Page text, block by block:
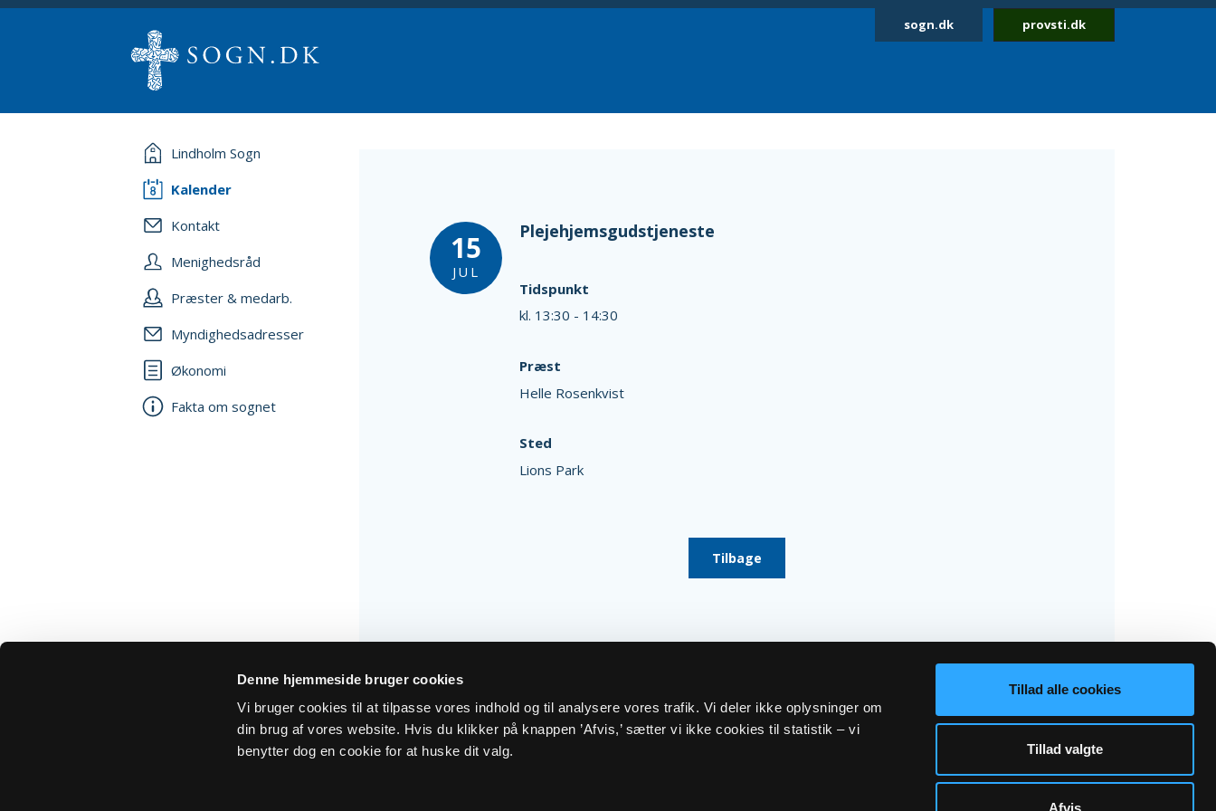
Denne hjemmeside bruger cookies
Vi bruger cookies til at tilpasse vores indhold og til analysere vores trafik. Vi deler ikke oplysninger om
din brug af vores website. Hvis du klikker på knappen ’Afvis,’ sætter vi ikke cookies til statistik – vi
benytter dog en cookie for at huske dit valg.
Tillad alle cookies
Tillad valgte
Afvis
sogn.dk provsti.dk
Lindholm Sogn
Kalender
Kontakt
Menighedsråd
Præster & medarb.
Myndighedsadresser
Økonomi
Fakta om sognet
15
JUL
Plejehjemsgudstjeneste
Tidspunkt
kl. 13:30 - 14:30
Præst
Helle Rosenkvist
Sted
Lions Park
Tilbage